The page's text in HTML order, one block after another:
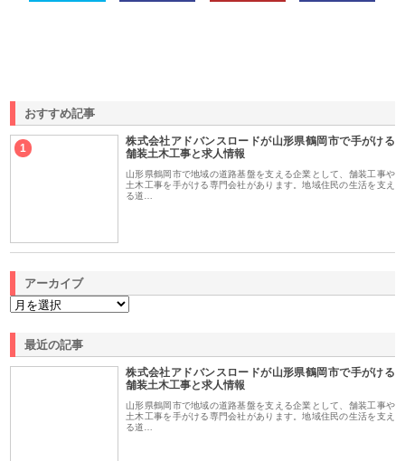
おすすめ記事
1
株式会社アドバンスロードが山形県鶴岡市で手がける
舗装土木工事と求人情報
山形県鶴岡市で地域の道路基盤を支える企業として、舗装工事や
土木工事を手がける専門会社があります。地域住民の生活を支え
る道…
アーカイブ
最近の記事
株式会社アドバンスロードが山形県鶴岡市で手がける
舗装土木工事と求人情報
山形県鶴岡市で地域の道路基盤を支える企業として、舗装工事や
土木工事を手がける専門会社があります。地域住民の生活を支え
る道…